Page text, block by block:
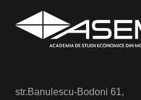
str.Banulescu-Bodoni 61,